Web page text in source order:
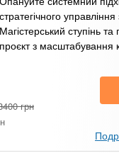
стратегічного
Магістерський ступінь
проєкт з масштабування
грн